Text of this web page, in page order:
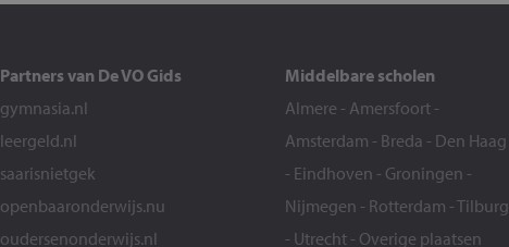
Partners van De VO Gids
gymnasia.nl
leergeld.nl
saarisnietgek
openbaaronderwijs.nu
oudersenonderwijs.nl
Middelbare scholen
Almere - Amersfoort -
Amsterdam - Breda - Den Haag
- Eindhoven - Groningen -
Nijmegen - Rotterdam -Tilburg
- Utrecht - Overige plaatsen